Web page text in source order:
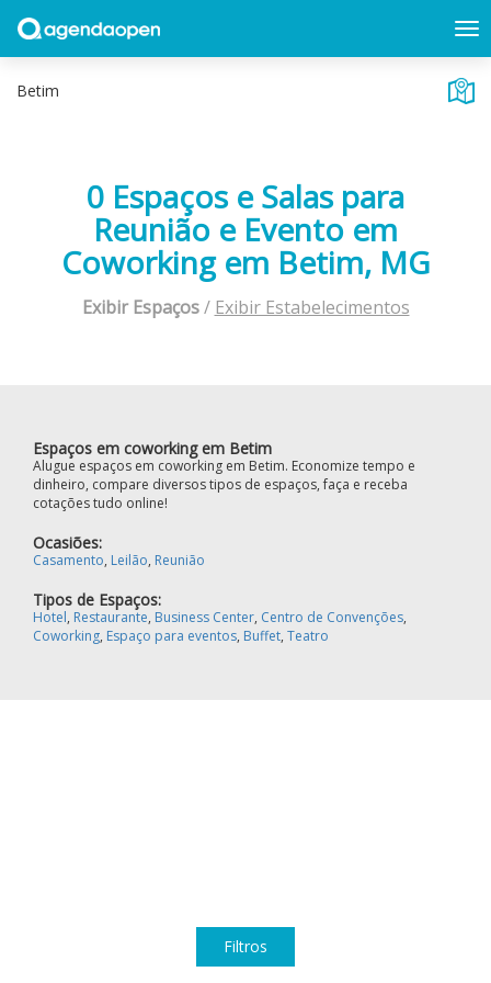
Filtros
0 Espaços e Salas para
Reunião e Evento em
Coworking em Betim, MG
Exibir Espaços/ Exibir Estabelecimentos
Espaços em coworking em Betim
Alugue espaços em coworking em Betim. Economize tempo e
dinheiro, compare diversos tipos de espaços, faça e receba
cotações tudo online!
Ocasiões:
Casamento, Leilão, Reunião
Tipos de Espaços:
Hotel, Restaurante, Business Center, Centro de Convenções,
Coworking, Espaço para eventos, Buffet, Teatro